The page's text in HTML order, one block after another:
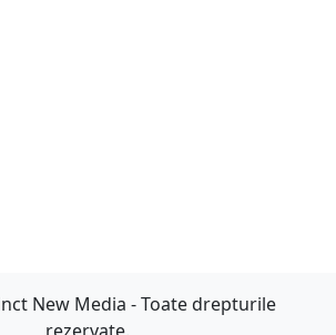
New Media - Toate drepturile